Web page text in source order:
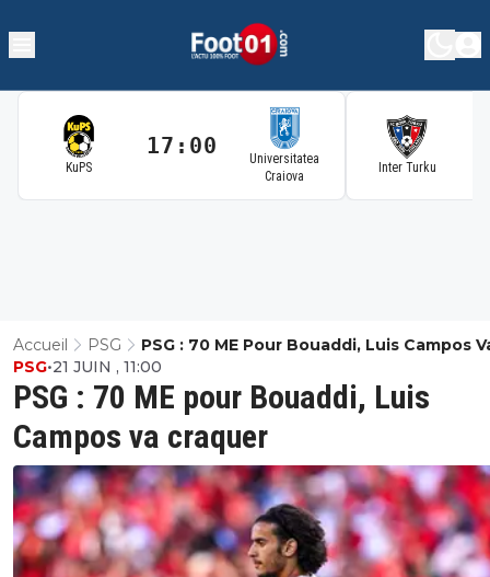
KuPS
17:00
Universitatea
Craiova
Inter Turku
Accueil PSG
PSG : 70 ME Pour Bouaddi, Luis Campos
Craquer
PSG : 70 ME pour Bouaddi, Luis
Campos va craquer
PSG•21 JUIN , 11:00